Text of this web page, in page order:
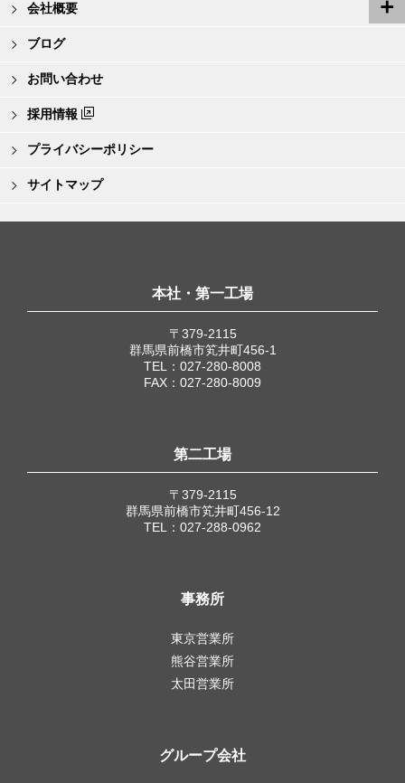
会社概要
ブログ
お問い合わせ
採用情報
プライバシーポリシー
サイトマップ
本社・第一工場
〒379-2115
群馬県前橋市笂井町456-1
TEL：027-280-8008
FAX：027-280-8009
第二工場
〒379-2115
群馬県前橋市笂井町456-12
TEL：027-288-0962
事務所
東京営業所
熊谷営業所
太田営業所
グループ会社